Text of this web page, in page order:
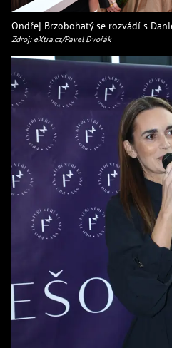
Ondřej Brzobohatý se rozvádí s
Zdroj: eXtra.cz/Pavel Dvořák